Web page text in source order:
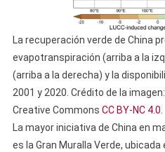
La recuperación verde de China
evapotranspiración (arriba a la
(arriba a la derecha) y la
2001 y 2020. Crédito de la
Creative Commons CC BY-NC 4.0.
La mayor iniciativa de China en
es la Gran Muralla Verde,